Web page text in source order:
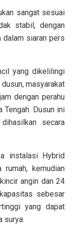
sangat sesuai
stabil, dengan
dalam siaran pers
yang dikelilingi
masyarakat
dengan perahu
Tengah. Dusun ini
secara
instalasi Hybrid
kemudian
angin dan 24
sebesar
yang dapat
surya.